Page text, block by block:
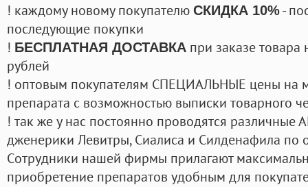
! каждому новому покупателю СКИДКА 10%-
последующие покупки
! БЕСПЛАТНАЯ ДОСТАВКА при заказе
рублей
! оптовым покупателям СПЕЦИАЛЬНЫЕ цены на
препарата с возможностью выписки товарного
! так же у нас постоянно проводятся
дженерики Левитры, Сиалиса и Силденафила по
Cотрудники нашей фирмы прилагают
приобретение препаратов удобным для